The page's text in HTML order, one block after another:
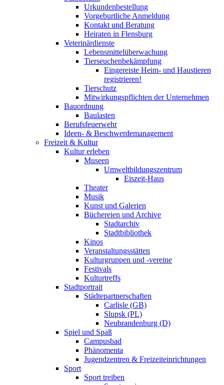
Urkundenbestellung
Vorgeburtliche Anmeldung
Kontakt und Beratung
Heiraten in Flensburg
Veterinärdienste
Lebensmittelüberwachung
Tierseuchenbekämpfung
Eingereiste Heim- und Haustieren
registrieren!
Tierschutz
Mitwirkungspflichten der Unternehmen
Bauordnung
Baulasten
Berufsfeuerwehr
Ideen- & Beschwerdemanagement
Freizeit & Kultur
Kultur erleben
Museen
Umweltbildungszentrum
Eiszeit-Haus
Theater
Musik
Kunst und Galerien
Büchereien und Archive
Stadtarchiv
Stadtbibliothek
Kinos
Veranstaltungsstätten
Kulturgruppen und -vereine
Festivals
Kulturtreffs
Stadtportrait
Städtepartnerschaften
Carlisle (GB)
Slupsk (PL)
Neubrandenburg (D)
Spiel und Spaß
Campusbad
Phänomenta
Jugendzentren & Freizeiteinrichtungen
Sport
Sport treiben